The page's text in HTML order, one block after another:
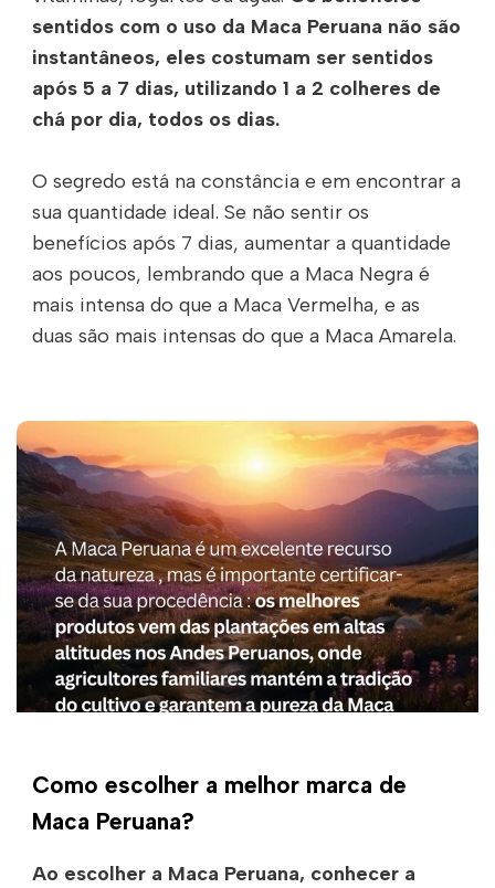
sentidos com o uso da Maca Peruana não são
instantâneos, eles costumam ser sentidos
após 5 a 7 dias, utilizando 1 a 2 colheres de
chá por dia, todos os dias.
O segredo está na constância e em encontrar a
sua quantidade ideal. Se não sentir os
benefícios após 7 dias, aumentar a quantidade
aos poucos, lembrando que a Maca Negra é
mais intensa do que a Maca Vermelha, e as
duas são mais intensas do que a Maca Amarela.
Como escolher a melhor marca de
Maca Peruana?
Ao escolher a Maca Peruana, conhecer a